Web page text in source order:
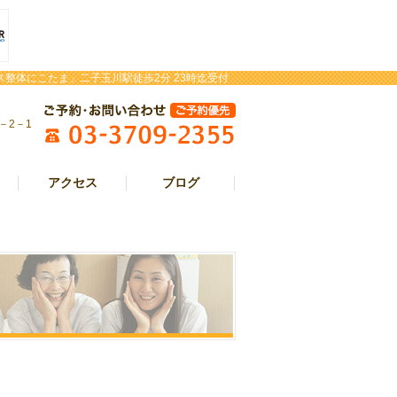
体にこたま」二子玉川駅徒歩2分 23時迄受付
2－1
アクセス ブログ